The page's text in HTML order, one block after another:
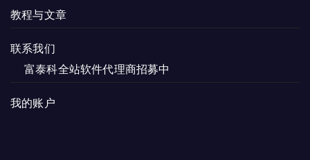
教程与文章
联系我们
富泰科全站软件代理商招募中
我的账户